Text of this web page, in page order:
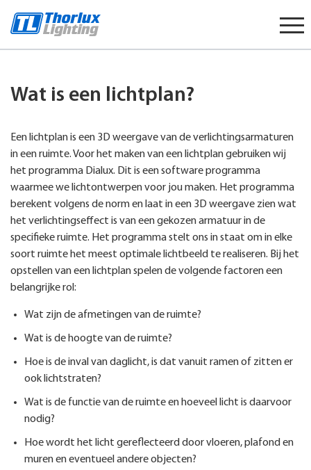
content
Wat is een lichtplan?
Een lichtplan is een 3D weergave van de verlichtingsarmaturen
in een ruimte. Voor het maken van een lichtplan gebruiken wij
het programma Dialux. Dit is een software programma
waarmee we lichtontwerpen voor jou maken. Het programma
berekent volgens de norm en laat in een 3D weergave zien wat
het verlichtingseffect is van een gekozen armatuur in de
specifieke ruimte. Het programma stelt ons in staat om in elke
soort ruimte het meest optimale lichtbeeld te realiseren. Bij het
opstellen van een lichtplan spelen de volgende factoren een
belangrijke rol:
Wat zijn de afmetingen van de ruimte?
Wat is de hoogte van de ruimte?
Hoe is de inval van daglicht, is dat vanuit ramen of zitten er
ook lichtstraten?
Wat is de functie van de ruimte en hoeveel licht is daarvoor
nodig?
Hoe wordt het licht gereflecteerd door vloeren, plafond en
muren en eventueel andere objecten?